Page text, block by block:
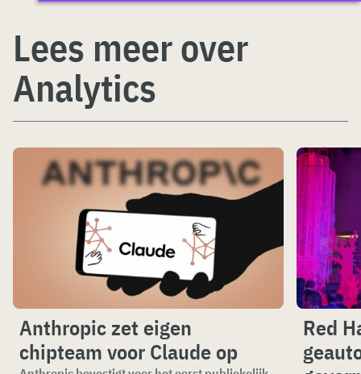
Lees meer over
Analytics
Anthropic zet eigen
chipteam voor Claude op
Red